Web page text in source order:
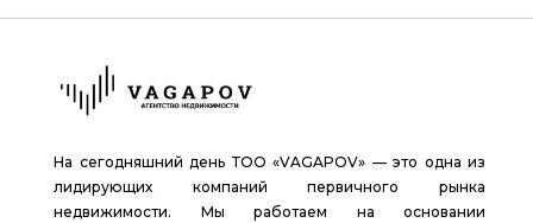
На сегодняшний день ТОО «VAGAPOV» — это одна из
лидирующих компаний первичного рынка
недвижимости. Мы работаем на основании